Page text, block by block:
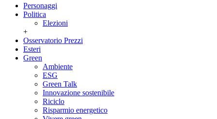
Personaggi
Politica
Elezioni
+
Osservatorio Prezzi
Esteri
Green
Ambiente
ESG
Green Talk
Innovazione sostenibile
Riciclo
Risparmio energetico